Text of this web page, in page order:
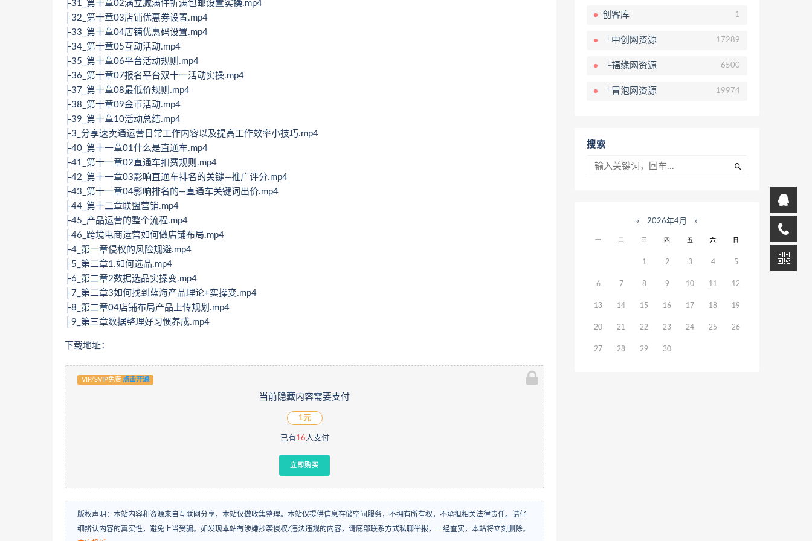
├31_第十章02满立减满件折满包邮设置实操.mp4
├32_第十章03店铺优惠券设置.mp4
├33_第十章04店铺优惠码设置.mp4
├34_第十章05互动活动.mp4
├35_第十章06平台活动规则.mp4
├36_第十章07报名平台双十一活动实操.mp4
├37_第十章08最低价规则.mp4
├38_第十章09金币活动.mp4
├39_第十章10活动总结.mp4
├3_分享速卖通运营日常工作内容以及提高工作效率小技巧.mp4
├40_第十一章01什么是直通车.mp4
├41_第十一章02直通车扣费规则.mp4
├42_第十一章03影响直通车排名的关键—推广评分.mp4
├43_第十一章04影响排名的—直通车关键词出价.mp4
├44_第十二章联盟营销.mp4
├45_产品运营的整个流程.mp4
├46_跨境电商运营如何做店铺布局.mp4
├4_第一章侵权的风险规避.mp4
├5_第二章1.如何选品.mp4
├6_第二章2数据选品实操变.mp4
├7_第二章3如何找到蓝海产品理论+实操变.mp4
├8_第二章04店铺布局产品上传规划.mp4
├9_第三章数据整理好习惯养成.mp4
下载地址：
VIP/SVIP免费 点击开通
当前隐藏内容需要支付
1元
已有16人支付
立即购买
版权声明：本站内容和资源来自互联网分享，本站仅做收集整理。本站仅提供信息存储空间服务，不拥有所有权，不承担相关法律责任。请仔
细辨认内容的真实性，避免上当受骗。如发现本站有涉嫌抄袭侵权/违法违规的内容，请底部联系方式私聊举报，一经查实，本站将立刻删除。
创客库 1
└中创网资源 17289
└福缘网资源 6500
└冒泡网资源 19974
搜索
« 2026年4月 »
一 二 三 四 五 六 日
1 2 3 4 5
6 7 8 9 10 11 12
13 14 15 16 17 18 19
20 21 22 23 24 25 26
27 28 29 30